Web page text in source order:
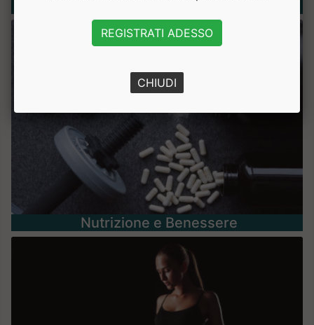
Nutrizione e Benessere
REGISTRATI ADESSO
CHIUDI